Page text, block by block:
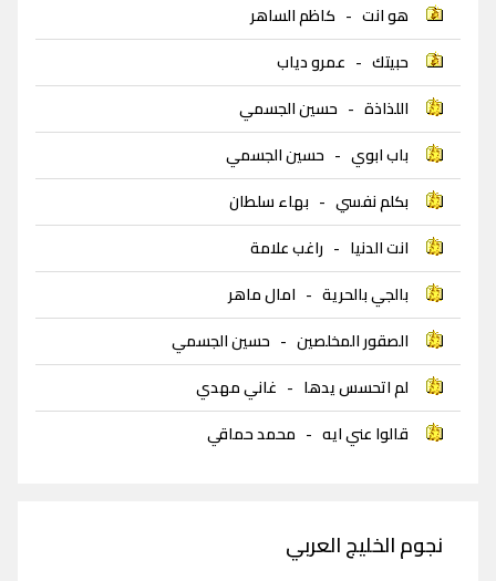
هو انت - كاظم الساهر
حبيتك - عمرو دياب
اللذاذة - حسين الجسمي
باب ابوي - حسين الجسمي
بكلم نفسي - بهاء سلطان
انت الدنيا - راغب علامة
بالجي بالحرية - امال ماهر
الصقور المخلصين - حسين الجسمي
لم اتحسس يدها - غاني مهدي
قالوا عني ايه - محمد حماقي
نجوم الخليج العربي